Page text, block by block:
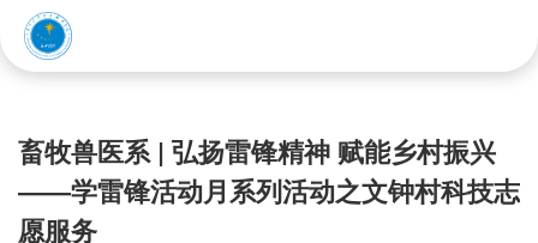
畜牧兽医系 | 弘扬雷锋精神 赋能乡村振兴
——学雷锋活动月系列活动之文钟村科技志
愿服务